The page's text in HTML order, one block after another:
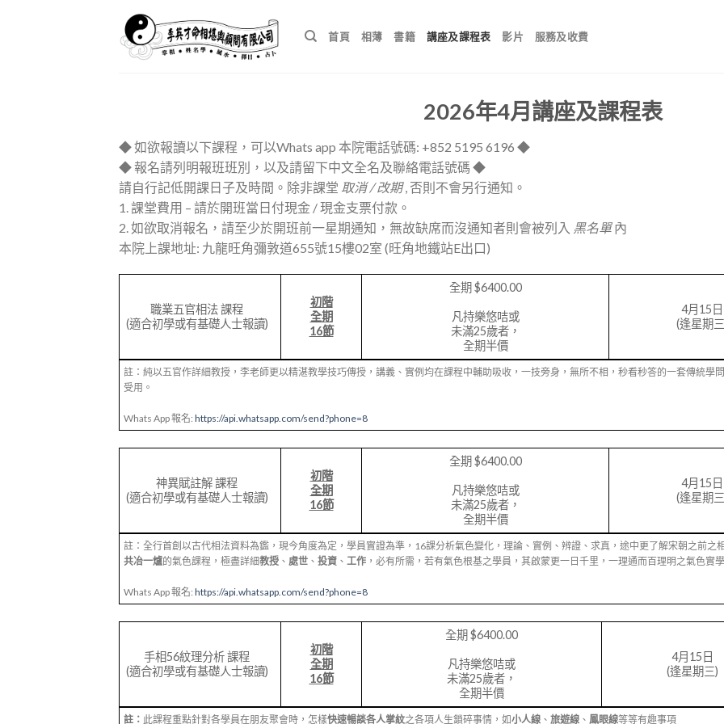
首頁 相薄 書籍 講座及課程表 影片 服務及收費
2026年4月講座及課程表
◆ 如欲報讀以下課程，可以Whats app 本院電話號碼: +852 5195 6196 ◆
◆ 報名請列明報班班別，以及請留下中文全名及聯絡電話號碼 ◆
請自行記低開課日子及時間。除非課堂 取消 / 改期, 否則不會另行通知。
1. 課堂費用 – 請於開班當日付現金 / 現金支票付款。
2. 如欲取消報名，請至少於開班前一星期通知，無故缺席而沒通知者則會被列入 黑名單內
本院上課地址: 九龍旺角彌敦道655號15樓02室 (旺角地鐵站E出口)
職業五官相法 課程
(適合初學或有基礎人士報讀)
初階
全期
16節
全期 $6400.00
凡持樂悠咭或
未滿25歲者，
全期半價
4月15日
(逢星期
註：純以五官作詳細教授，李老師更以精湛教學技巧傳授，講義、實例均在課程中輔助吸收，一技旁身，無所不相，秒看秒答的一套傳統學
受用。
Whats App 報名: https://api.whatsapp.com/send?phone=8
神異賦註解 課程
(適合初學或有基礎人士報讀)
初階
全期
16節
全期 $6400.00
凡持樂悠咭或
未滿25歲者，
全期半價
4月15日
(逢星期
註：全行首創以古代相法資料為鑑，現今角度為定，學員實證為準，16課分析氣色變化，理論、實例、辨證、求真，途中更了解宋朝之前之
共冶一爐的氣色課程，極盡詳細教授 、 處世 、 投資 、 工作 ，必有所需，若有氣色根基之學員，其啟蒙更一日千里，一理通而百理明之氣色實學
Whats App 報名: https://api.whatsapp.com/send?phone=8
手相56紋理分析 課程
(適合初學或有基礎人士報讀)
初階
全期
16節
全期 $6400.00
凡持樂悠咭或
未滿25歲者，
全期半價
4月15日
(逢星期三)
註： 此課程重點針對各學員在朋友聚會時，怎樣快速暢談各人掌紋之各項人生鎖碎事情，如小人線 、 旅遊線 、 鳳眼線等等有趣事項